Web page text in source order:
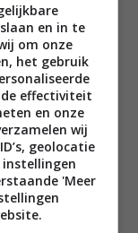
4” Paper Cone
tweeter voor
schuilt een
een alles-
voor het
en in te
om onze
het gebruik
effectiviteit
en onze
wij
geolocatie
instellingen
'Meer